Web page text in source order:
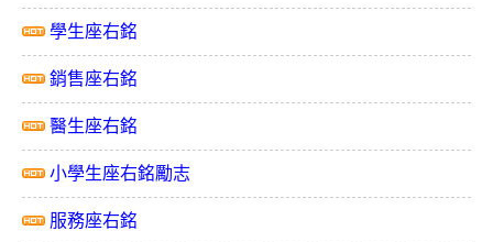
學生座右銘
銷售座右銘
醫生座右銘
小學生座右銘勵志
服務座右銘